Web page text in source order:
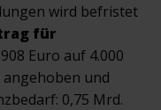
wird befristet
für
Euro auf 4.000
angehoben und
0,75 Mrd.